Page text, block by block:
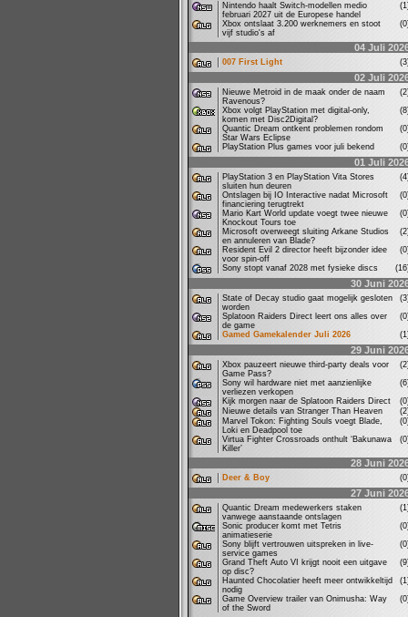
Nintendo haalt Switch-modellen medio
februari 2027 uit de Europese handel
Xbox ontslaat 3.200 werknemers en stoot
vijf studio's af
04 Juli
007 First Light
02 Juli
Nieuwe Metroid in de maak onder de naam
Ravenous?
Xbox volgt PlayStation met digital-only,
komen met Disc2Digital?
Quantic Dream ontkent problemen rondom
Star Wars Eclipse
PlayStation Plus games voor juli bekend
01 Juli
PlayStation 3 en PlayStation Vita Stores
sluiten hun deuren
Ontslagen bij IO Interactive nadat Microsoft
financiering terugtrekt
Mario Kart World update voegt twee nieuwe
Knockout Tours toe
Microsoft overweegt sluiting Arkane Studios
en annuleren van Blade?
Resident Evil 2 director heeft bijzonder idee
voor spin-off
Sony stopt vanaf 2028 met fysieke discs
30 Juni
State of Decay studio gaat mogelijk gesloten
worden
Splatoon Raiders Direct leert ons alles over
de game
Gamed Gamekalender Juli 2026
29 Juni
Xbox pauzeert nieuwe third-party deals voor
Game Pass?
Sony wil hardware niet met aanzienlijke
verliezen verkopen
Kijk morgen naar de Splatoon Raiders Direct
Nieuwe details van Stranger Than Heaven
Marvel Tokon: Fighting Souls voegt Blade,
Loki en Deadpool toe
Virtua Fighter Crossroads onthult ‘Bakunawa
Killer’
28 Juni
Deer & Boy
27 Juni
Quantic Dream medewerkers staken
vanwege aanstaande ontslagen
Sonic producer komt met Tetris
animatieserie
Sony blijft vertrouwen uitspreken in live-
service games
Grand Theft Auto VI krijgt nooit een uitgave
op disc?
Haunted Chocolatier heeft meer ontwikkeltijd
nodig
Game Overview trailer van Onimusha: Way
of the Sword